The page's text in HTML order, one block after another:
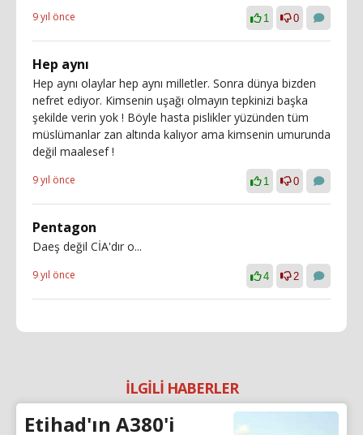
9 yıl önce 1 0
Hep aynı
Hep aynı olaylar hep aynı milletler. Sonra dünya bizden
nefret ediyor. Kimsenin uşağı olmayın tepkinizi başka
şekilde verin yok ! Böyle hasta pislikler yüzünden tüm
müslümanlar zan altında kalıyor ama kimsenin umurunda
değil maalesef !
9 yıl önce 1 0
Pentagon
Daeş değil CİA'dır o...
9 yıl önce 4 2
İLGİLİ HABERLER
Etihad'ın A380'i